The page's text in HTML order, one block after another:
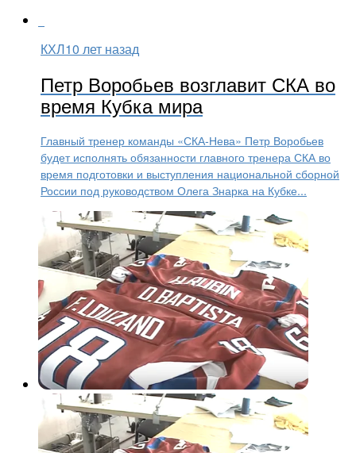
КХЛ10 лет назад
Петр Воробьев возглавит СКА во
время Кубка мира
Главный тренер команды «СКА-Нева» Петр Воробьев
будет исполнять обязанности главного тренера СКА во
время подготовки и выступления национальной сборной
России под руководством Олега Знарка на Кубке...
Хоккей10 лет назад